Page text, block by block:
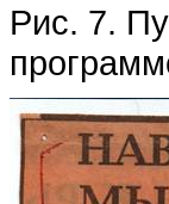
Рис. 7.